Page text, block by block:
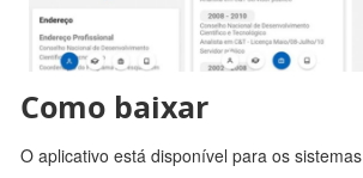
Como baixar
O aplicativo está disponível para os